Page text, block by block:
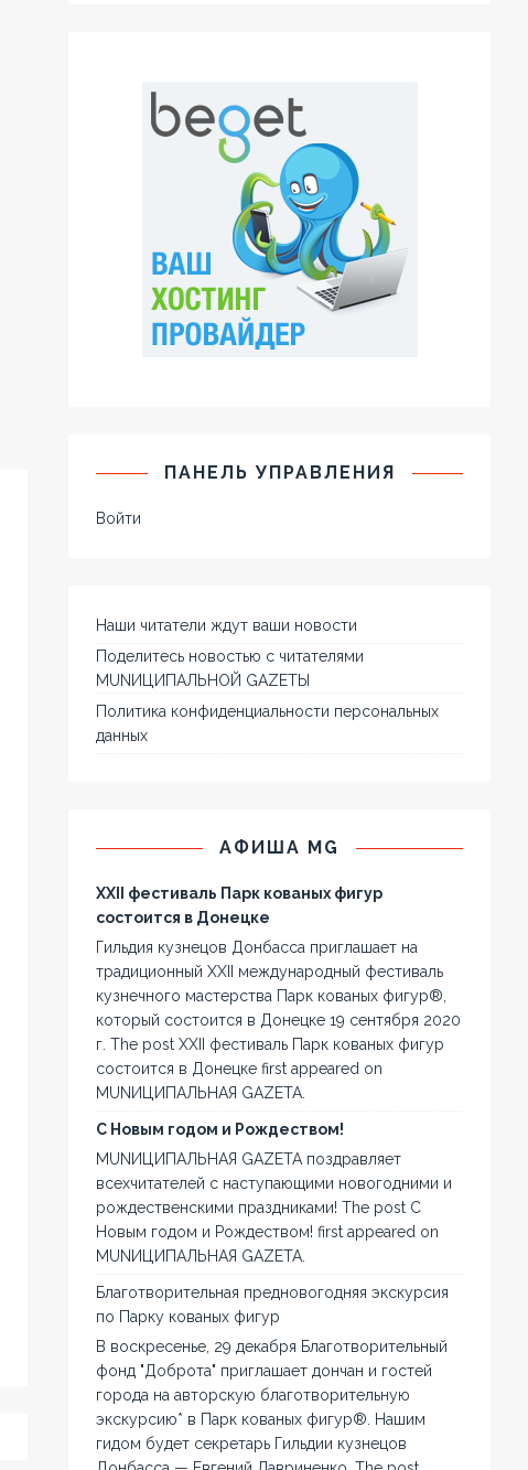
ПАНЕЛЬ УПРАВЛЕНИЯ
Войти
Наши читатели ждут ваши новости
Поделитесь новостью с читателями
MUNИЦИПАЛЬНОЙ GAZЕТЫ
Политика конфиденциальности персональных
данных
АФИША MG
XXII фестиваль Парк кованых фигур
состоится в Донецке
Гильдия кузнецов Донбасса приглашает на
традиционный XXII международный фестиваль
кузнечного мастерства Парк кованых фигур®,
который состоится в Донецке 19 сентября 2020
г. The post XXII фестиваль Парк кованых фигур
состоится в Донецке first appeared on
MUNИЦИПАЛЬНАЯ GAZЕТА.
С Новым годом и Рождеством!
MUNИЦИПАЛЬНАЯ GAZЕТА поздравляет
всехчитателей с наступающими новогодними и
рождественскими праздниками! The post С
Новым годом и Рождеством! first appeared on
MUNИЦИПАЛЬНАЯ GAZЕТА.
Благотворительная предновогодняя экскурсия
по Парку кованых фигур
В воскресенье, 29 декабря Благотворительный
фонд "Доброта" приглашает дончан и гостей
города на авторскую благотворительную
экскурсию* в Парк кованых фигур®. Нашим
гидом будет секретарь Гильдии кузнецов